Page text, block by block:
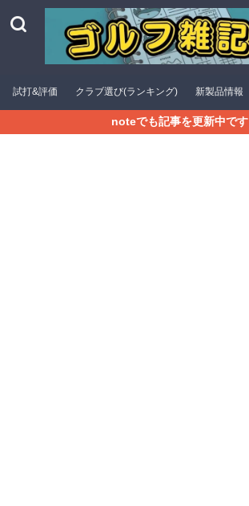
試打&評価 クラブ選び(ランキング) 新製品情報
noteでも記事を更新中です